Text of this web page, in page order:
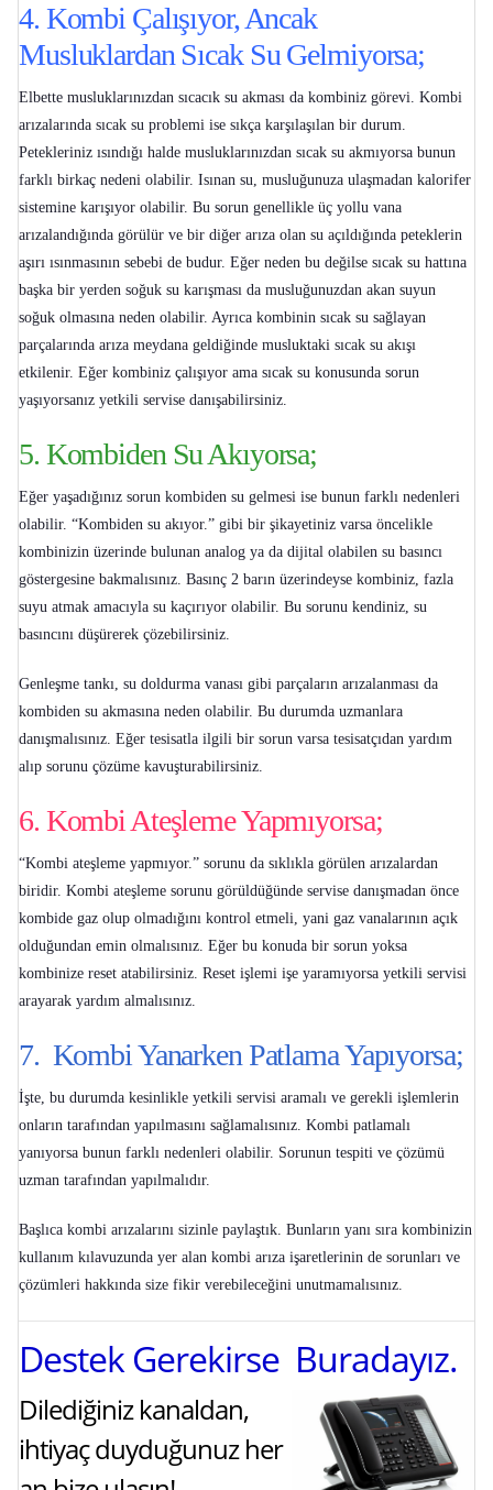
4. Kombi Çalışıyor, Ancak
Musluklardan Sıcak Su Gelmiyorsa;
Elbette musluklarınızdan sıcacık su akması da kombiniz görevi. Kombi
arızalarında sıcak su problemi ise sıkça karşılaşılan bir durum.
Petekleriniz ısındığı halde musluklarınızdan sıcak su akmıyorsa bunun
farklı birkaç nedeni olabilir. Isınan su, musluğunuza ulaşmadan kalorifer
sistemine karışıyor olabilir. Bu sorun genellikle üç yollu vana
arızalandığında görülür ve bir diğer arıza olan su açıldığında peteklerin
aşırı ısınmasının sebebi de budur. Eğer neden bu değilse sıcak su hattına
başka bir yerden soğuk su karışması da musluğunuzdan akan suyun
soğuk olmasına neden olabilir. Ayrıca kombinin sıcak su sağlayan
parçalarında arıza meydana geldiğinde musluktaki sıcak su akışı
etkilenir. Eğer kombiniz çalışıyor ama sıcak su konusunda sorun
yaşıyorsanız yetkili servise danışabilirsiniz.
5. Kombiden Su Akıyorsa;
Eğer yaşadığınız sorun kombiden su gelmesi ise bunun farklı nedenleri
olabilir. “Kombiden su akıyor.” gibi bir şikayetiniz varsa öncelikle
kombinizin üzerinde bulunan analog ya da dijital olabilen su basıncı
göstergesine bakmalısınız. Basınç 2 barın üzerindeyse kombiniz, fazla
suyu atmak amacıyla su kaçırıyor olabilir. Bu sorunu kendiniz, su
basıncını düşürerek çözebilirsiniz.
Genleşme tankı, su doldurma vanası gibi parçaların arızalanması da
kombiden su akmasına neden olabilir. Bu durumda uzmanlara
danışmalısınız. Eğer tesisatla ilgili bir sorun varsa tesisatçıdan yardım
alıp sorunu çözüme kavuşturabilirsiniz.
6. Kombi Ateşleme Yapmıyorsa;
“Kombi ateşleme yapmıyor.” sorunu da sıklıkla görülen arızalardan
biridir. Kombi ateşleme sorunu görüldüğünde servise danışmadan önce
kombide gaz olup olmadığını kontrol etmeli, yani gaz vanalarının açık
olduğundan emin olmalısınız. Eğer bu konuda bir sorun yoksa
kombinize reset atabilirsiniz. Reset işlemi işe yaramıyorsa yetkili servisi
arayarak yardım almalısınız.
7. Kombi Yanarken Patlama Yapıyorsa;
İşte, bu durumda kesinlikle yetkili servisi aramalı ve gerekli işlemlerin
onların tarafından yapılmasını sağlamalısınız. Kombi patlamalı
yanıyorsa bunun farklı nedenleri olabilir. Sorunun tespiti ve çözümü
uzman tarafından yapılmalıdır.
Başlıca kombi arızalarını sizinle paylaştık. Bunların yanı sıra kombinizin
kullanım kılavuzunda yer alan kombi arıza işaretlerinin de sorunları ve
çözümleri hakkında size fikir verebileceğini unutmamalısınız.
Destek Gerekirse Buradayız.
Dilediğiniz kanaldan,
ihtiyaç duyduğunuz her